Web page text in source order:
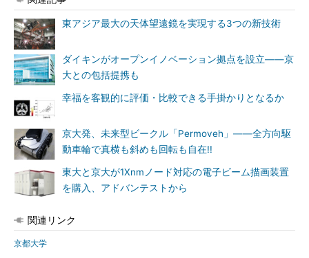
東アジア最大の天体望遠鏡を実現する3つの新技術
ダイキンがオープンイノベーション拠点を設立――京
大との包括提携も
幸福を客観的に評価・比較できる手掛かりとなるか
京大発、未来型ビークル「Permoveh」――全方向駆
動車輪で真横も斜めも回転も自在!!
東大と京大が1Xnmノード対応の電子ビーム描画装置
を購入、アドバンテストから
関連リンク
京都大学